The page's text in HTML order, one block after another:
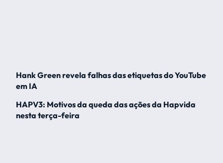
Hank Green revela falhas das etiquetas do YouTube
em IA
HAPV3: Motivos da queda das ações da Hapvida
nesta terça-feira